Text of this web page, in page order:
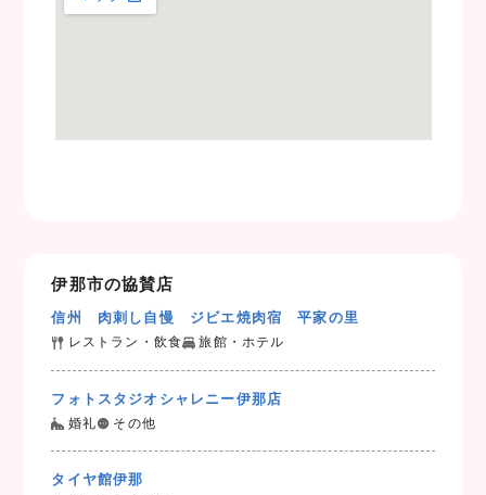
伊那市の協賛店
信州 肉刺し自慢 ジビエ焼肉宿 平家の里
レストラン・飲食 旅館・ホテル
フォトスタジオシャレニー伊那店
婚礼 その他
タイヤ館伊那